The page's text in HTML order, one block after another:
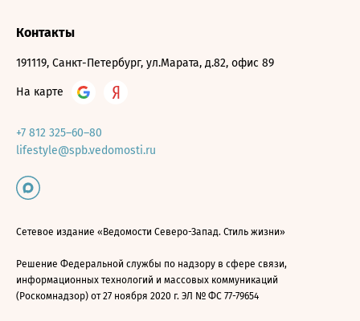
Контакты
191119, Санкт-Петербург, ул.Марата, д.82, офис 89
На карте
+7 812 325–60–80
lifestyle@spb.vedomosti.ru
Сетевое издание «Ведомости Северо-Запад. Стиль жизни»
Решение Федеральной службы по надзору в сфере связи,
информационных технологий и массовых коммуникаций
(Роскомнадзор) от 27 ноября 2020 г. ЭЛ № ФС 77-79654